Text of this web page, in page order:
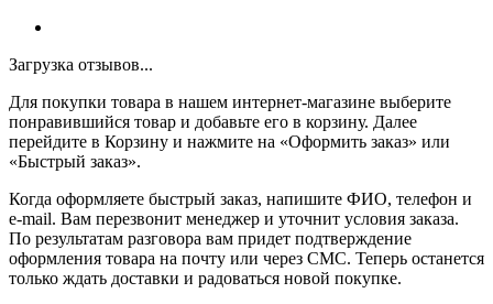
Загрузка отзывов...
Для покупки товара в нашем интернет-магазине выберите
понравившийся товар и добавьте его в корзину. Далее
перейдите в Корзину и нажмите на «Оформить заказ» или
«Быстрый заказ».
Когда оформляете быстрый заказ, напишите ФИО, телефон и
e-mail. Вам перезвонит менеджер и уточнит условия заказа.
По результатам разговора вам придет подтверждение
оформления товара на почту или через СМС. Теперь останется
только ждать доставки и радоваться новой покупке.